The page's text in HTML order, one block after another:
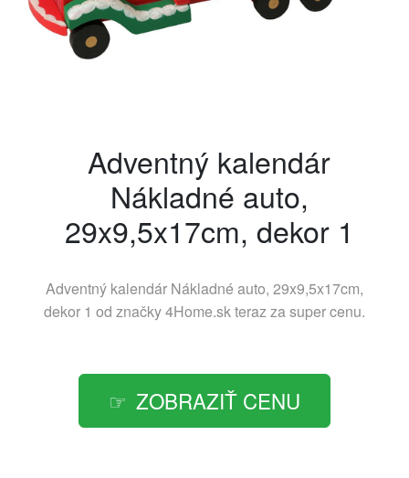
Adventný kalendár
Nákladné auto,
29x9,5x17cm, dekor 1
Adventný kalendár Nákladné auto, 29x9,5x17cm,
dekor 1 od značky4Home.skteraz za super cenu.
ZOBRAZIŤ CENU